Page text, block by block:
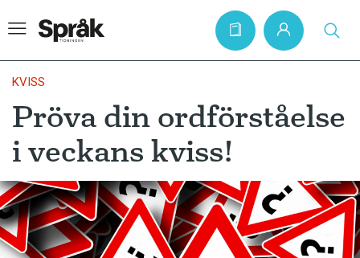
Hem
Artiklar
Krönikor
Språkfrågor
Skrivtips
KVISS
Pröva din ordförståelse
i veckans kviss!